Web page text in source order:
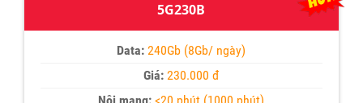
5G230B
Data: 240Gb (8Gb/ ngày)
Giá:230.000 đ